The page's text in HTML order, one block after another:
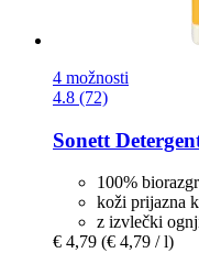
4 možnosti
4.8 (72)
Sonett
100%
koži prijazna
z izvlečki
€ 4,79 (€ 4,79 / l)